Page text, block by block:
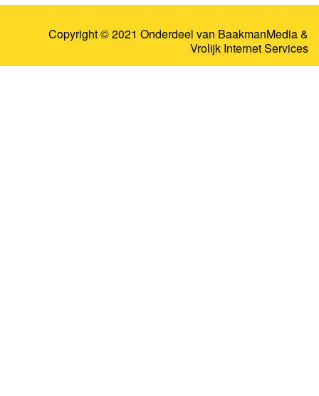
Copyright © 2021 Onderdeel van BaakmanMedia&
Vrolijk Internet Services